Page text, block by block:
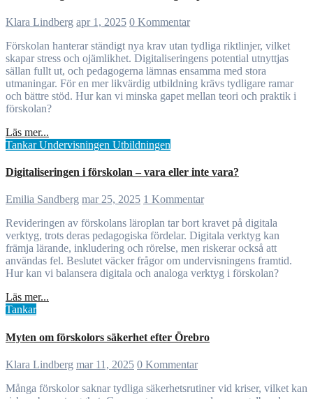
Klara Lindberg apr 1, 2025 0 Kommentar
Förskolan hanterar ständigt nya krav utan tydliga riktlinjer, vilket
skapar stress och ojämlikhet. Digitaliseringens potential utnyttjas
sällan fullt ut, och pedagogerna lämnas ensamma med stora
utmaningar. För en mer likvärdig utbildning krävs tydligare ramar
och bättre stöd. Hur kan vi minska gapet mellan teori och praktik i
förskolan?
Läs mer...
TankarUndervisningen Utbildningen
Digitaliseringen i förskolan – vara eller inte vara?
Emilia Sandberg mar 25, 2025 1 Kommentar
Revideringen av förskolans läroplan tar bort kravet på digitala
verktyg, trots deras pedagogiska fördelar. Digitala verktyg kan
främja lärande, inkludering och rörelse, men riskerar också att
användas fel. Beslutet väcker frågor om undervisningens framtid.
Hur kan vi balansera digitala och analoga verktyg i förskolan?
Läs mer...
Tankar
Myten om förskolors säkerhet efter Örebro
Klara Lindberg mar 11, 2025 0 Kommentar
Många förskolor saknar tydliga säkerhetsrutiner vid kriser, vilket kan